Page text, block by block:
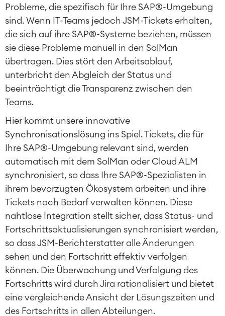
Probleme, die spezifisch für Ihre SAP®-Umgebung
sind. Wenn IT-Teams jedoch JSM-Tickets erhalten,
die sich auf ihre SAP®-Systeme beziehen, müssen
sie diese Probleme manuell in den SolMan
übertragen. Dies stört den Arbeitsablauf,
unterbricht den Abgleich der Status und
beeinträchtigt die Transparenz zwischen den
Teams.
Hier kommt unsere innovative
Synchronisationslösung ins Spiel. Tickets, die für
Ihre SAP®-Umgebung relevant sind, werden
automatisch mit dem SolMan oder Cloud ALM
synchronisiert, so dass Ihre SAP®-Spezialisten in
ihrem bevorzugten Ökosystem arbeiten und ihre
Tickets nach Bedarf verwalten können. Diese
nahtlose Integration stellt sicher, dass Status- und
Fortschrittsaktualisierungen synchronisiert werden,
so dass JSM-Berichterstatter alle Änderungen
sehen und den Fortschritt effektiv verfolgen
können. Die Überwachung und Verfolgung des
Fortschritts wird durch Jira rationalisiert und bietet
eine vergleichende Ansicht der Lösungszeiten und
des Fortschritts in allen Abteilungen.